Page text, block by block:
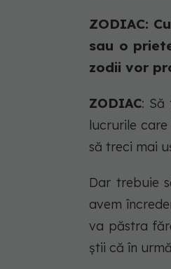
ZODIAC:
sau o
zodii vor
ZODIAC: Să
lucrurile
să treci mai
Dar trebuie
avem
va păstra
știi că în